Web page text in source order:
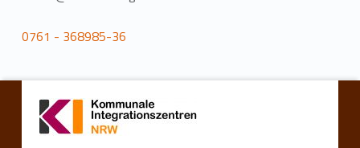
0761 - 368985-36
Zurück zur Hauptnavigation springen